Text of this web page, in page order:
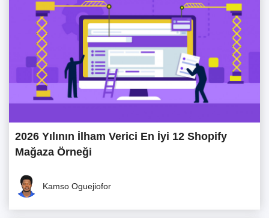
2026 Yılının İlham Verici En İyi 12 Shopify
Mağaza Örneği
Kamso Oguejiofor